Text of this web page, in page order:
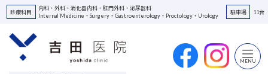
Skip
to
content
Skip
to
Navigation
診療科目
内科・外科・消化器内科・肛門外科・泌尿器科
Internal Medicine・Surgery・Gastroenterology・Proctology・Urology
駐車場 11台
MENU